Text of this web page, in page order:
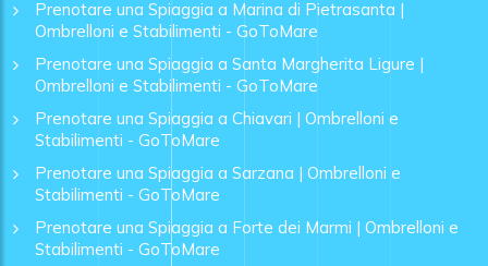
Prenotare una Spiaggia a Marina di Pietrasanta |
Ombrelloni e Stabilimenti - GoToMare
Prenotare una Spiaggia a Santa Margherita Ligure |
Ombrelloni e Stabilimenti - GoToMare
Prenotare una Spiaggia a Chiavari | Ombrelloni e
Stabilimenti - GoToMare
Prenotare una Spiaggia a Sarzana | Ombrelloni e
Stabilimenti - GoToMare
Prenotare una Spiaggia a Forte dei Marmi | Ombrelloni e
Stabilimenti - GoToMare